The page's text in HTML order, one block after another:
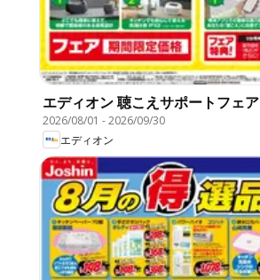
エディオン 聴こえサポートフェア
2026/08/01 -2026/09/30
エディオン